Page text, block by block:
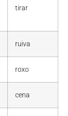
tirar
ruiva
roxo
cena